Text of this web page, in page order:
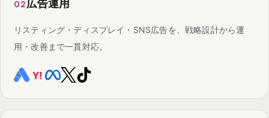
02 広告運用
リスティング・ディスプレイ・SNS広告を、戦略設計から運
用・改善まで一貫対応。